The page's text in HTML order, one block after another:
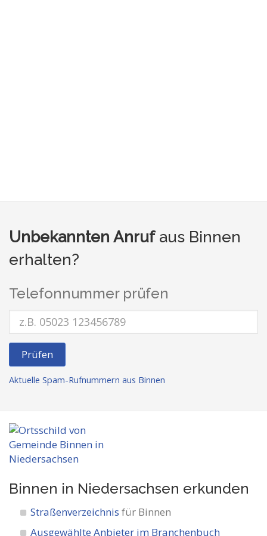
Unbekannten Anrufaus Binnen
erhalten?
Telefonnummer prüfen
Prüfen
Aktuelle Spam-Rufnummern aus Binnen
Binnen in Niedersachsen erkunden
Straßenverzeichnis für Binnen
Ausgewählte Anbieter im Branchenbuch